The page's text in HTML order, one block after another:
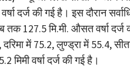
दर्ज की गई है। इस दौरान
127.5 मि.मी. औसत वर्षा
में 75.2, लुण्ड्रा में 55.4,
मिमी वर्षा दर्ज की गई है।